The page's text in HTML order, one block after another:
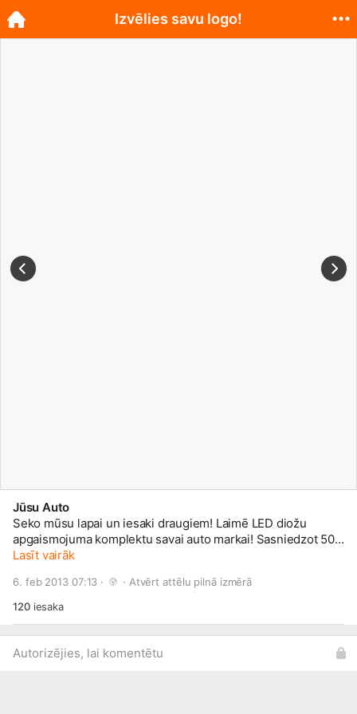
Jūsu Auto
Seko mūsu lapai un iesaki draugiem! Laimē LED diožu
apgaismojuma komplektu savai auto markai! Sasniedzot 500
sekotājus izlozēsim pirmo LED apgaismojuma komplektu!
vēlas LED apgaismojumu!
Lasīt vairāk
6. feb 2013 07:13 · · Atvērt attēlu pilnā izmērā
120iesaka
Autorizējies, lai komentētu
Izvēlies savu logo!